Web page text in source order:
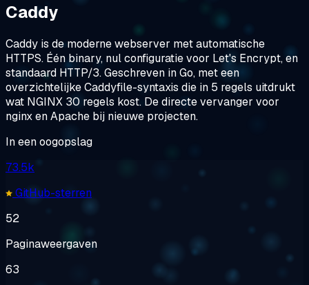
Caddy
Caddy is de moderne webserver met automatische
HTTPS. Één binary, nul configuratie voor Let's Encrypt, en
standaard HTTP/3. Geschreven in Go, met een
overzichtelijke Caddyfile-syntaxis die in 5 regels uitdrukt
wat NGINX 30 regels kost. De directe vervanger voor
nginx en Apache bij nieuwe projecten.
In een oogopslag
73.5k
GitHub-sterren
52
Paginaweergaven
63